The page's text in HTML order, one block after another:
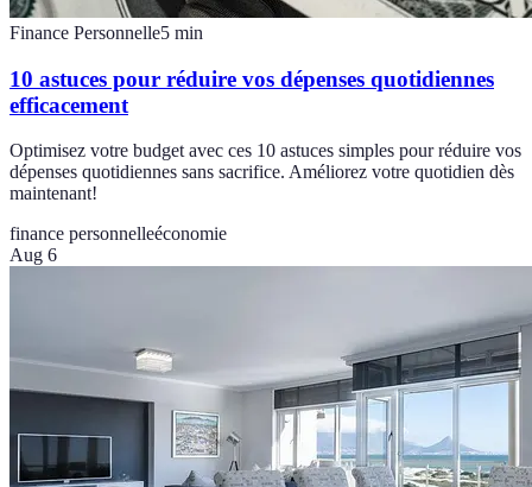
Finance Personnelle5 min
10 astuces pour réduire vos dépenses quotidiennes
efficacement
Optimisez votre budget avec ces 10 astuces simples pour réduire vos
dépenses quotidiennes sans sacrifice. Améliorez votre quotidien dès
maintenant!
finance personnelleéconomie
Aug 6